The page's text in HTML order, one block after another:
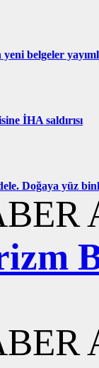
belgeler
İHA saldırısı
Doğaya yüz